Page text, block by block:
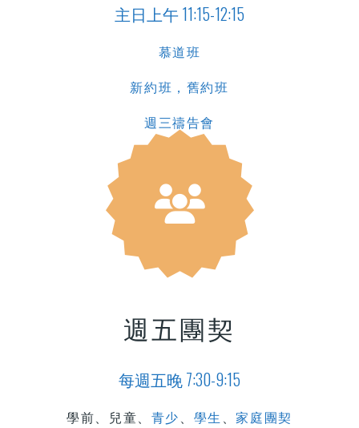
主日上午 11:15-12:15
慕道班
新約班，舊約班
週三禱告會
週五團契
每週五晚 7:30-9:15
學前、兒童、 青少、 學生 、家庭團契